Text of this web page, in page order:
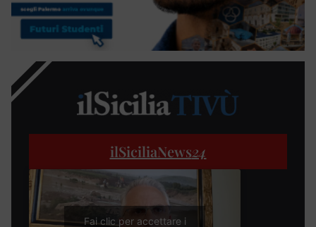
ilSiciliaNews24
Fai clic per accettare i